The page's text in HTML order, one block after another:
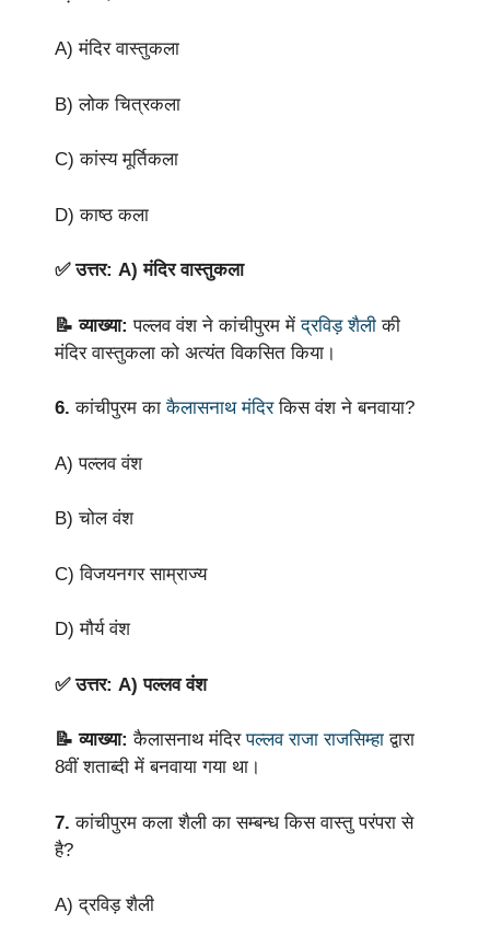
A) मंदिर वास्तुकला
B) लोक चित्रकला
C) कांस्य मूर्तिकला
D) काष्ठ कला
✅ उत्तर: A) मंदिर वास्तुकला
📝 व्याख्या:पल्लव वंश ने कांचीपुरम मेंद्रविड़ शैली की
मंदिर वास्तुकला को अत्यंत विकसित किया।
6.कांचीपुरम काकैलासनाथ मंदिरकिस वंश ने बनवाया?
A) पल्लव वंश
B) चोल वंश
C) विजयनगर साम्राज्य
D) मौर्य वंश
✅ उत्तर: A) पल्लव वंश
📝 व्याख्या:कैलासनाथ मंदिरपल्लव राजा राजसिम्हा द्वारा
8वीं शताब्दी में बनवाया गया था।
7.कांचीपुरम कला शैली का सम्बन्ध किस वास्तु परंपरा से
है?
A) द्रविड़ शैली